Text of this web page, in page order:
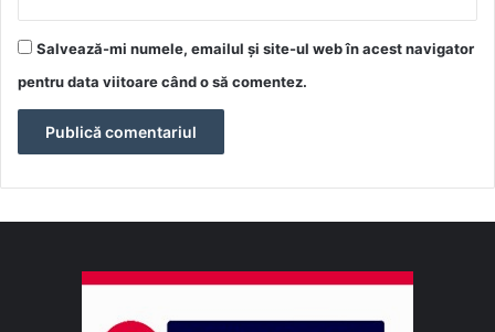
Salvează-mi numele, emailul și site-ul web în acest navigator
pentru data viitoare când o să comentez.